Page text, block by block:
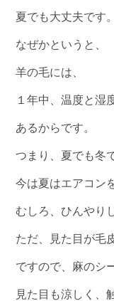
夏でも大丈夫です。
なぜかというと、
羊の毛には、
１年中、温度と湿
あるからです。
つまり、夏でも冬
今は夏はエアコン
むしろ、ひんやり
ただ、見た目が毛
ですので、麻のシ
見た目も涼しく、